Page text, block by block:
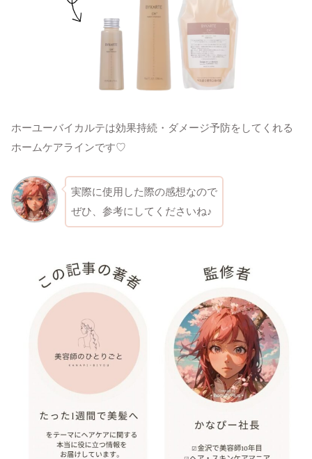
ホーユーバイカルテは効果持続・ダメージ予防をしてくれる
ホームケアラインです♡
実際に使用した際の感想なので
ぜひ、参考にしてくださいね♪